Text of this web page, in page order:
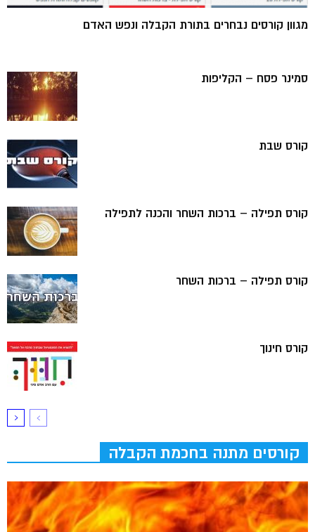
מגוון קורסים נבחרים בתורת הקבלה ונפש האדם
סמינר פסח – הקליפות
קורס שבת
קורס תפילה – ברכות השחר והכנה לתפילה
קורס תפילה – ברכות השחר
קורס חינוך
קורסים מתנה בחכמת הקבלה